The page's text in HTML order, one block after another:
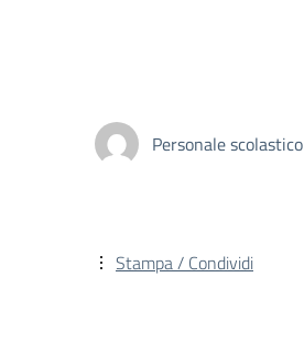
Personale scolastico
Stampa / Condividi